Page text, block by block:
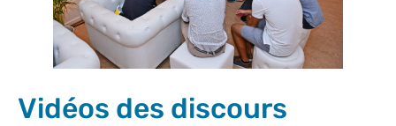
Vidéos des discours